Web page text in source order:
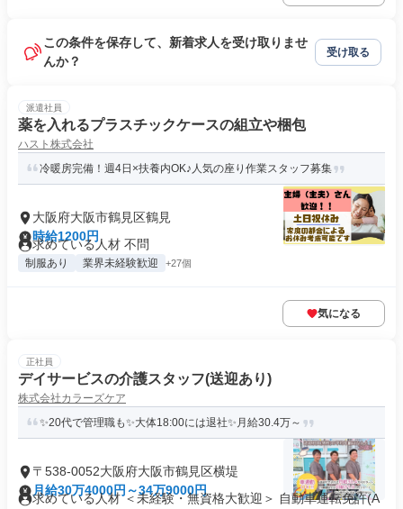
この条件を保存して、新着求人を受け取りませ
んか？
受け取る
派遣社員
薬を入れるプラスチックケースの組立や梱包
ハスト株式会社
冷暖房完備！週4日×扶養内OK♪人気の座り作業スタッフ募集
大阪府大阪市鶴見区鶴見
時給1200円
求めている人材 不問
制服あり 業界未経験歓迎 +27個
気になる
正社員
デイサービスの介護スタッフ(送迎あり)
株式会社カラーズケア
✨20代で管理職も✨大体18:00には退社✨月給30.4万～
〒538-0052大阪府大阪市鶴見区横堤
月給30万4000円～34万9000円
求めている人材 ＜未経験・無資格大歓迎＞ 自動車運転免許(A